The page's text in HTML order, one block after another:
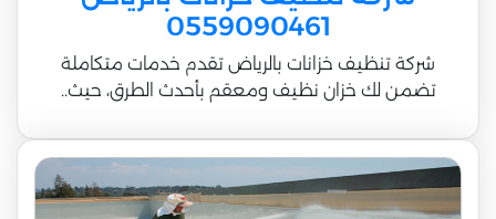
0559090461
شركة تنظيف خزانات بالرياض تقدم خدمات متكاملة
تضمن لك خزان نظيف ومعقم بأحدث الطرق، حيث..